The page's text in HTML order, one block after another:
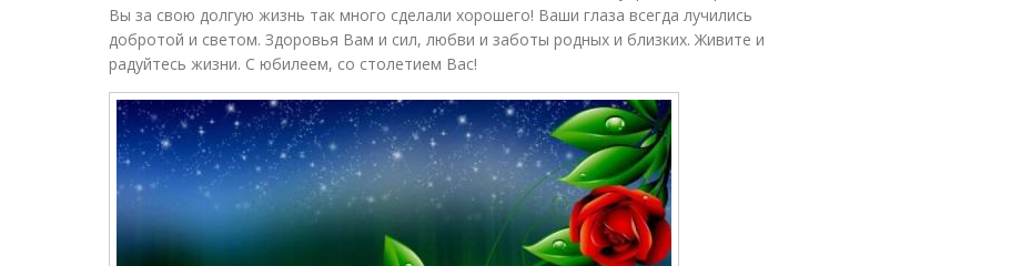
Вы за свою долгую жизнь так много сделали хорошего! Ваши глаза всегда лучились
добротой и светом. Здоровья Вам и сил, любви и заботы родных и близких. Живите и
радуйтесь жизни. С юбилеем, со столетием Вас!